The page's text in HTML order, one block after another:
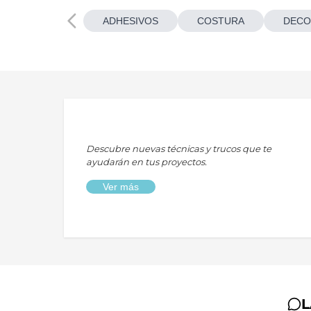
ADHESIVOS COSTURA
Descubre nuevas técnicas y trucos que te
ayudarán en tus proyectos.
Ver más